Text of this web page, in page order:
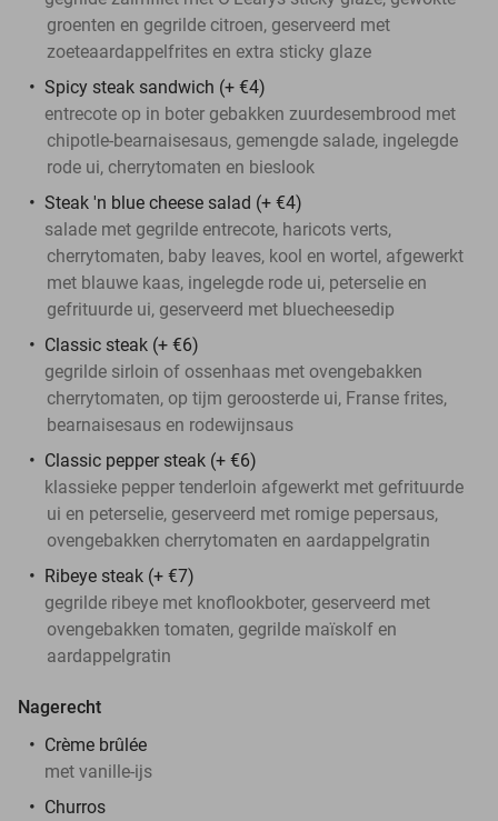
groenten en gegrilde citroen, geserveerd met
zoeteaardappelfrites en extra sticky glaze
Spicy steak sandwich (+ €4)
entrecote op in boter gebakken zuurdesembrood met
chipotle-bearnaisesaus, gemengde salade, ingelegde
rode ui, cherrytomaten en bieslook
Steak 'n blue cheese salad (+ €4)
salade met gegrilde entrecote, haricots verts,
cherrytomaten, baby leaves, kool en wortel, afgewerkt
met blauwe kaas, ingelegde rode ui, peterselie en
gefrituurde ui, geserveerd met bluecheesedip
Classic steak (+ €6)
gegrilde sirloin of ossenhaas met ovengebakken
cherrytomaten, op tijm geroosterde ui, Franse frites,
bearnaisesaus en rodewijnsaus
Classic pepper steak (+ €6)
klassieke pepper tenderloin afgewerkt met gefrituurde
ui en peterselie, geserveerd met romige pepersaus,
ovengebakken cherrytomaten en aardappelgratin
Ribeye steak (+ €7)
gegrilde ribeye met knoflookboter, geserveerd met
ovengebakken tomaten, gegrilde maïskolf en
aardappelgratin
Nagerecht
Crème brûlée
met vanille-ijs
Churros